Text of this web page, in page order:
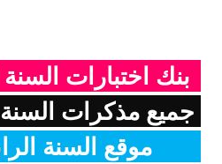
بنك اختبارات السنة
جميع مذكرات السنة
موقع السنة